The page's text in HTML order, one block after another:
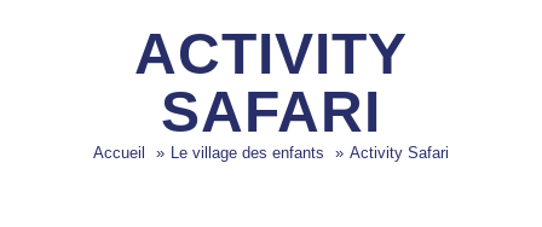
ACTIVITY
SAFARI
Accueil Le village des enfants Activity Safari